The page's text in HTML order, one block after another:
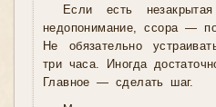
Если есть
недопонимание, ссора —
Не обязательно
три часа. Иногда
Главное — сделать шаг.